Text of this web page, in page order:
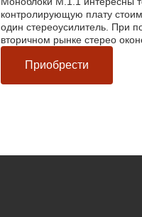
контролирующую плату
один стереоусилитель. При
вторичном рынке стерео
Приобрести